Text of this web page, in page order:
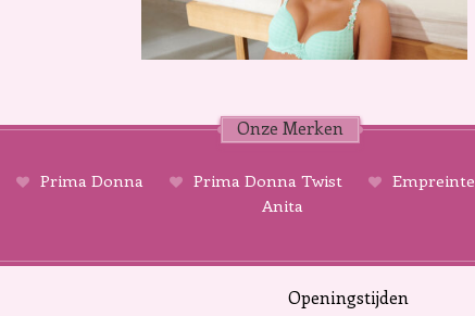
Onze Merken
Prima Donna Prima Donna Twist Empreinte
Anita
Openingstijden